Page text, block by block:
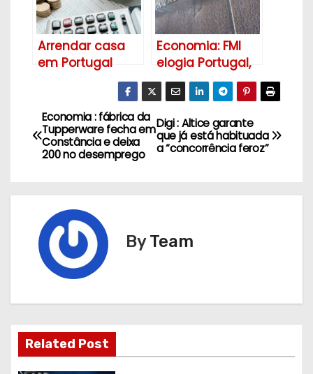
Arrendar casa
em Portugal
está cada vez
Economia: FMI
elogia Portugal,
mas vê
produtividade e
como ameaças
!
N
a
g
a
ç
ã
o
Digi : Altice garante
que já está habituada
a “concorrência feroz”
Economia : fábrica da
Tupperware fecha em
Constância e deixa
200 no desemprego
ByTeam
Related Post